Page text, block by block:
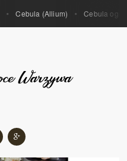
Cebula (Allium) Cebula